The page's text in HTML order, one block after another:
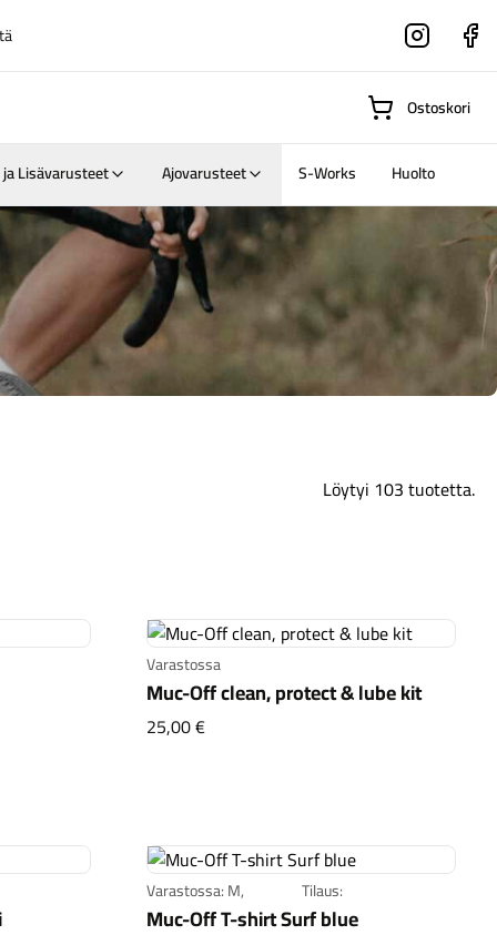
Instagram
Suositut osastot
Gravel-
pyörät
KaupunkisähköpyörätTarvikkeet
Renkaat Komponentit
Ostoskori
Lisävarusteet Ajovarusteet S-Works Huolto
Löytyi 103 tuotetta.
Varastossa
Muc-Off clean, protect & lube kit
25,00 €Muc-Off clean, protect & lube kit
Varastossa: M, Tilaus:
Muc-Off T-shirt Surf blue